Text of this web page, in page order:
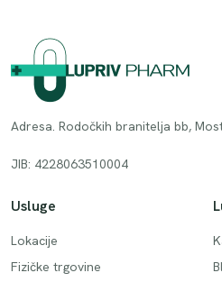
Adresa. Rodočkih branitelja bb,
JIB: 4228063510004
Usluge
Lokacije
Fizičke trgovine